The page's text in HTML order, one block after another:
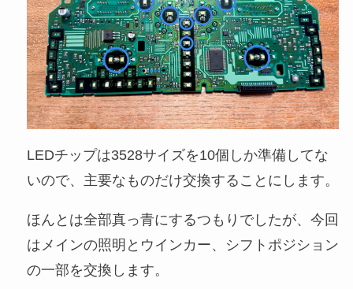
LEDチップは3528サイズを10個しか準備してな
いので、主要なものだけ交換することにします。
ほんとは全部真っ青にするつもりでしたが、今回
はメインの照明とウインカー、シフトポジション
の一部を交換します。